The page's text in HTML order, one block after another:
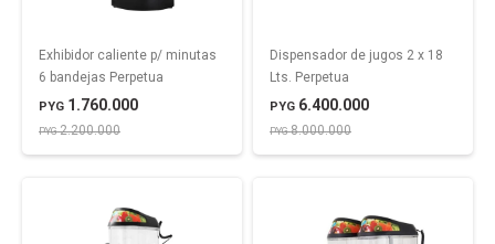
Exhibidor caliente p/ minutas
6 bandejas Perpetua
PYG 1.760.000
PYG2.200.000
Dispensador de jugos 2 x 18
Lts. Perpetua
PYG 6.400.000
PYG8.000.000